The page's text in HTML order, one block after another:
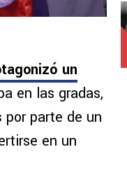
un
en las gradas,
por parte de un
en un